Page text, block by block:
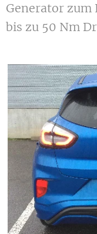
Generator
bis zu 50 Nm